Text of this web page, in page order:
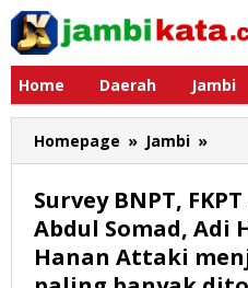
Lewati
konten
Home
Daerah Jambi
Homepage » Jambi »
:
Survey BNPT,
Abdul Somad, Adi
Hanan Attaki